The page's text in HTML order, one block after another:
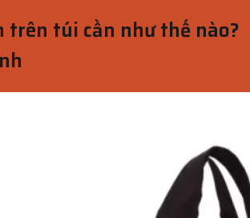
trên túi cần như thế nào?